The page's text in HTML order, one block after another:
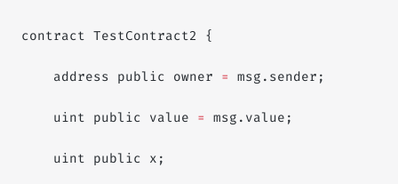
contract TestContract2 {
address public owner = msg.sender;
uint public value = msg.value;
uint public x;